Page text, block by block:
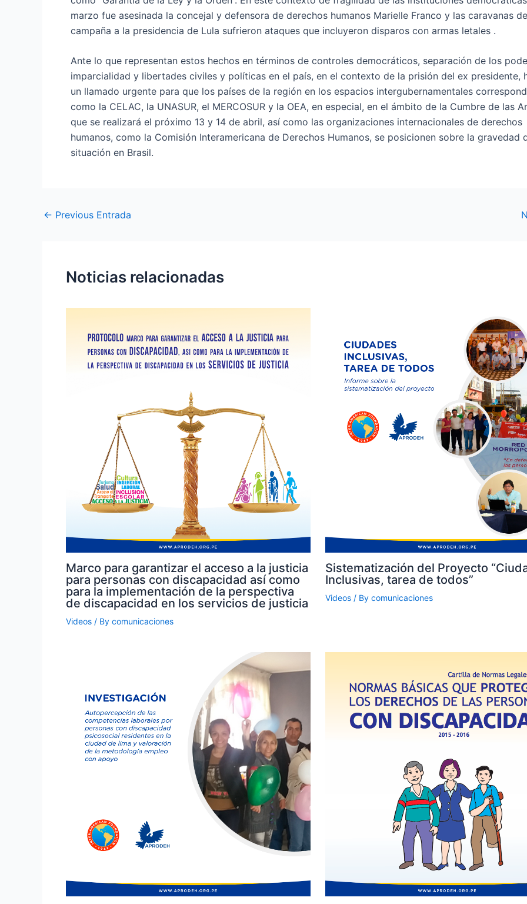
marzo fue asesinada la concejal y defensora de derechos humanos Marielle Franco y las caravanas
campaña a la presidencia de Lula sufrieron ataques que incluyeron disparos con armas letales .
Ante lo que representan estos hechos en términos de controles democráticos, separación de los
imparcialidad y libertades civiles y políticas en el país, en el contexto de la prisión del ex presidente,
un llamado urgente para que los países de la región en los espacios intergubernamentales
como la CELAC, la UNASUR, el MERCOSUR y la OEA, en especial, en el ámbito de la Cumbre de las
que se realizará el próximo 13 y 14 de abril, así como las organizaciones internacionales de derechos
humanos, como la Comisión Interamericana de Derechos Humanos, se posicionen sobre la gravedad
situación en Brasil.
← Previous Entrada
Noticias relacionadas
Marco para garantizar el acceso a la justicia
para personas con discapacidad así como
para la implementación de la perspectiva
de discapacidad en los servicios de justicia
Videos / By comunicaciones
Sistematización del Proyecto
Inclusivas, tarea de todos”
Videos/ By comunicaciones